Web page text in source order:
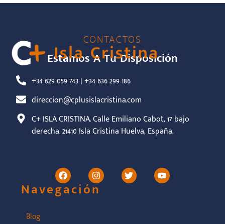
CONTACTOS
Estamos A Tu Disposición
+34 629 059 743 | +34 636 299 186
direccion@cplusislacristina.com
C+ ISLA CRISTINA. Calle Emiliano Cabot, 17 bajo
derecha. 21410 Isla Cristina Huelva, España.
Navegación
Blog